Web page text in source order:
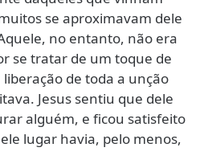
se aproximavam dele
no entanto, não era
se tratar de um toque de
de toda a unção
Jesus sentiu que dele
alguém, e ficou satisfeito
lugar havia, pelo menos,